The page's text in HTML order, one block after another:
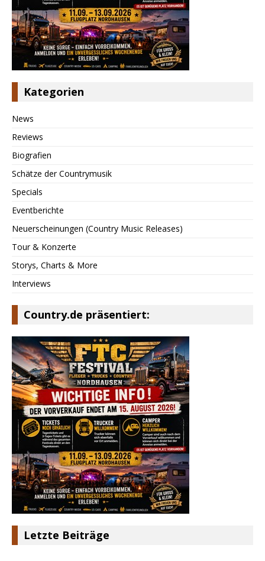
Kategorien
News
Reviews
Biografien
Schätze der Countrymusik
Specials
Eventberichte
Neuerscheinungen (Country Music Releases)
Tour & Konzerte
Storys, Charts & More
Interviews
Country.de präsentiert:
Letzte Beiträge